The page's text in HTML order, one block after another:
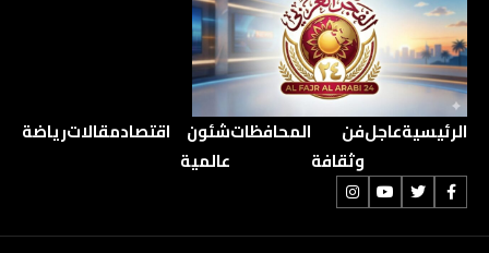
الرئيسيةعاجلفن
وثقافة
المحافظاتشئون
عالمية
اقتصادمقالاترياضة